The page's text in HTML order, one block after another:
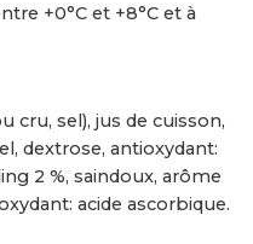
+0°C et +8°C et à
cru, sel), jus de cuisson,
dextrose, antioxydant:
2 %, saindoux, arôme
acide ascorbique.